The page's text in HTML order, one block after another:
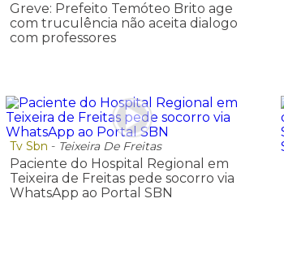
Greve: Prefeito Temóteo Brito age
com truculência não aceita dialogo
com professores
Tv Sbn - Teixeira De Freitas
Paciente do Hospital Regional em
Teixeira de Freitas pede socorro via
WhatsApp ao Portal SBN